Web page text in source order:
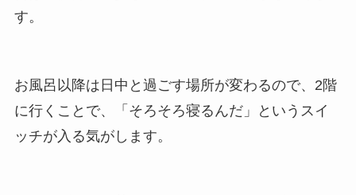
す。
お風呂以降は日中と過ごす場所が変わるので、2階
に行くことで、「そろそろ寝るんだ」というスイ
ッチが入る気がします。